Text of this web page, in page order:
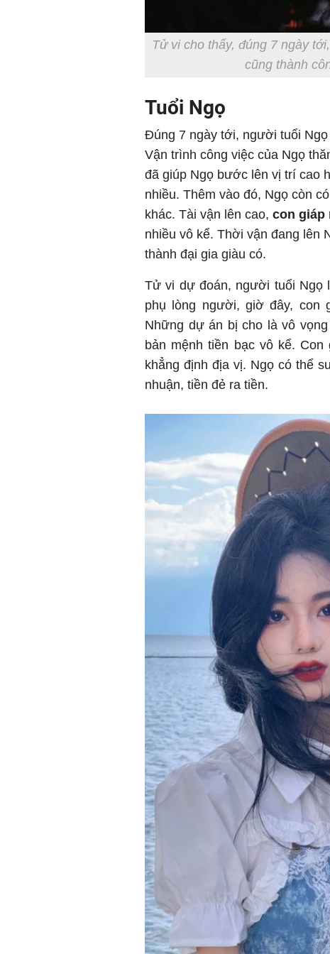
Tử vi cho thấy, đúng 7 ngày
cũng thành
Tuổi Ngọ
Đúng 7 ngày tới, người tuổi
Vận trình công việc của Ngọ
đã giúp Ngọ bước lên vị trí cao
nhiều. Thêm vào đó, Ngọ còn
khác. Tài vận lên cao, con giáp
nhiều vô kể. Thời vận đang lên
thành đại gia giàu có.
Tử vi dự đoán, người tuổi Ngọ
phụ lòng người, giờ đây, con
Những dự án bị cho là vô
bản mệnh tiền bạc vô kể.
khẳng định địa vị. Ngọ có thể
nhuận, tiền đẻ ra tiền.